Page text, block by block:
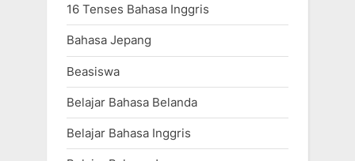
16 Tenses Bahasa Inggris
Bahasa Jepang
Beasiswa
Belajar Bahasa Belanda
Belajar Bahasa Inggris